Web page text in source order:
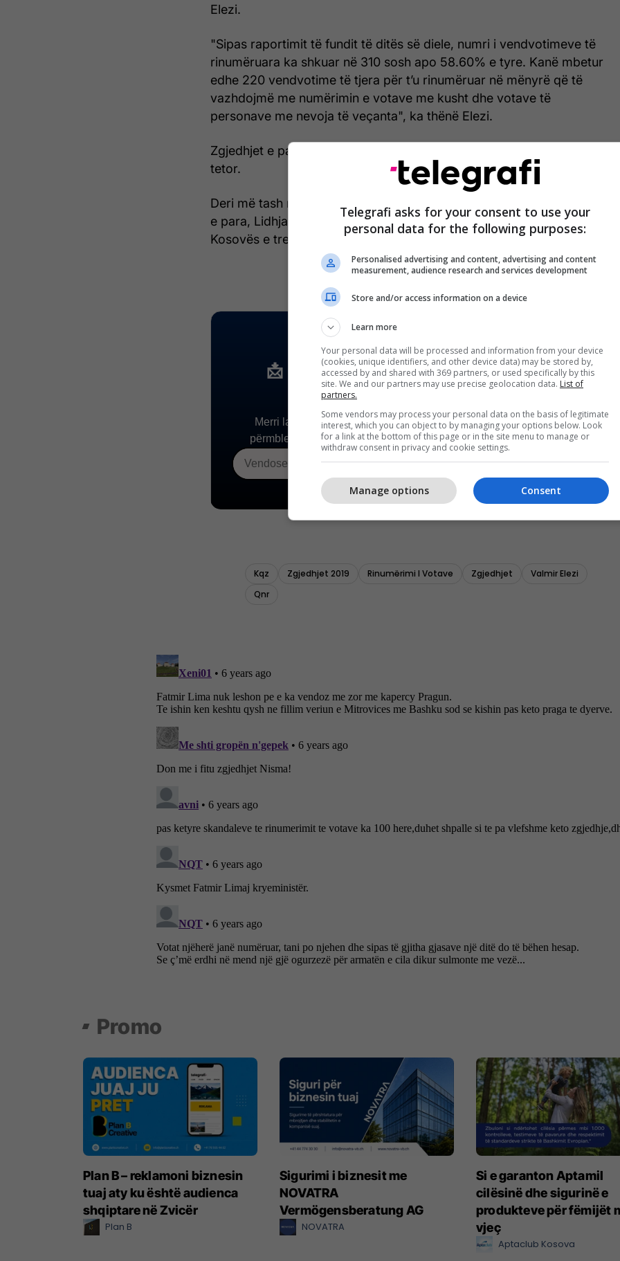
Elezi.
"Sipas raportimit të fundit të ditës së diele, numri i vendvotimeve të
rinumëruara ka shkuar në 310 sosh apo 58.60% e tyre. Kanë mbetur
edhe 220 vendvotime të tjera për t’u rinumëruar në mënyrë që të
vazhdojmë me numërimin e votave me kusht dhe votave të
personave me nevoja të veçanta", ka thënë Elezi.
Zgjedhjet e parakohshme parlamentare në Kosovë u mbajtën më 6
tetor.
Deri më tash nga rezultatet preliminare Lëvizja Vetëvendosje ka dalë
e para, Lidhja Demokratike e dyta dhe Partia Demokratike e
Kosovës e treta. /Telegrafi/
Telegrafi asks for your consent to use your
personal data for the following purposes:
Personalised advertising and content, advertising and content
measurement, audience research and services development
Store and/or access information on a device
Learn more
Your personal data will be processed and information from your device
(cookies, unique identifiers, and other device data) may be stored by,
accessed by and shared with 369 partners, or used specifically by this
site. We and our partners may use precise geolocation data. List of
partners.
Some vendors may process your personal data on the basis of legitimate
interest, which you can object to by managing your options below. Look
for a link at the bottom of this page or in the site menu to manage or
withdraw consent in privacy and cookie settings.
Consent
Manage options